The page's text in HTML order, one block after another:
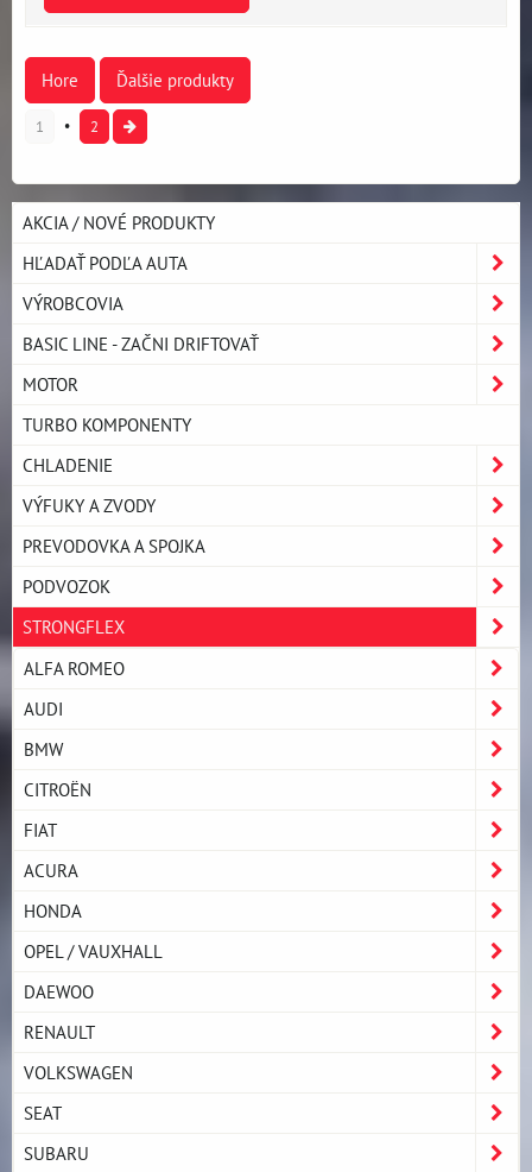
Hore Ďalšie produkty
1 2
AKCIA / NOVÉ PRODUKTY
HĽADAŤ PODĽA AUTA
VÝROBCOVIA
BASIC LINE - ZAČNI DRIFTOVAŤ
MOTOR
TURBO KOMPONENTY
CHLADENIE
VÝFUKY A ZVODY
PREVODOVKA A SPOJKA
PODVOZOK
STRONGFLEX
ALFA ROMEO
AUDI
BMW
CITROËN
FIAT
ACURA
HONDA
OPEL / VAUXHALL
DAEWOO
RENAULT
VOLKSWAGEN
SEAT
SUBARU